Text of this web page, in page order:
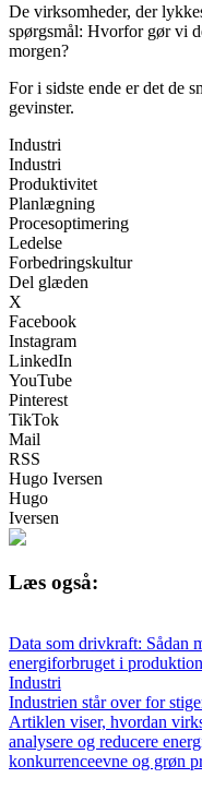
De virksomheder, der
spørgsmål: Hvorfor gør vi
morgen?
For i sidste ende er det de
gevinster.
Industri
Industri
Produktivitet
Planlægning
Procesoptimering
Ledelse
Forbedringskultur
Del glæden
X
Facebook
Instagram
LinkedIn
YouTube
Pinterest
TikTok
Mail
RSS
Hugo Iversen
Hugo
Iversen
Læs også:
Data som drivkraft: Sådan
energiforbruget i
Industri
Industrien står over for
Artiklen viser, hvordan
analysere og reducere
konkurrenceevne og grøn